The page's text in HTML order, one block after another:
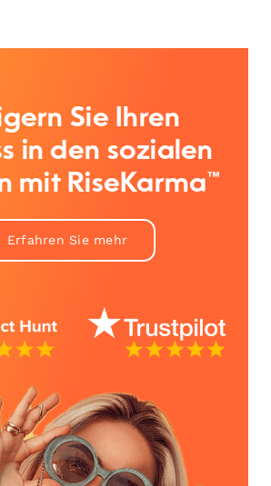
Sie Ihren
in den sozialen
mit RiseKarma™
Erfahren Sie mehr